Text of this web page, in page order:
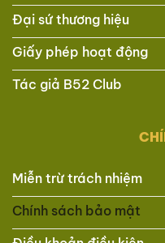
Đại sứ thương hiệu
Giấy phép hoạt động
Tác giả B52 Club
Miễn trừ trách nhiệm
Chính sách bảo mật